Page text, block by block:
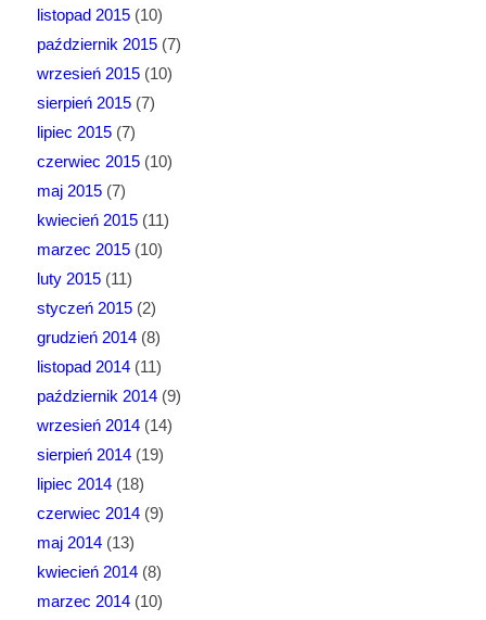
listopad 2015(10)
październik 2015(7)
wrzesień 2015(10)
sierpień 2015(7)
lipiec 2015(7)
czerwiec 2015(10)
maj 2015(7)
kwiecień 2015(11)
marzec 2015(10)
luty 2015(11)
styczeń 2015(2)
grudzień 2014(8)
listopad 2014(11)
październik 2014(9)
wrzesień 2014(14)
sierpień 2014(19)
lipiec 2014(18)
czerwiec 2014(9)
maj 2014(13)
kwiecień 2014(8)
marzec 2014(10)